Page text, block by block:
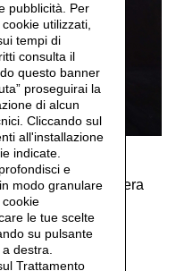
esemplari per
l’iconica opera
d’artista (prima
pubblicità. Per
utilizzati,
tempi di
consulta il
questo banner
proseguirai la
di alcun
Cliccando sul
all'installazione
indicate.
e
modo granulare
le tue scelte
su pulsante
destra.
Trattamento